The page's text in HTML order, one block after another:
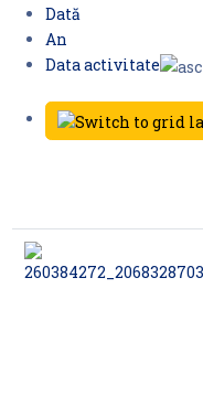
Dată
An
Data activitate